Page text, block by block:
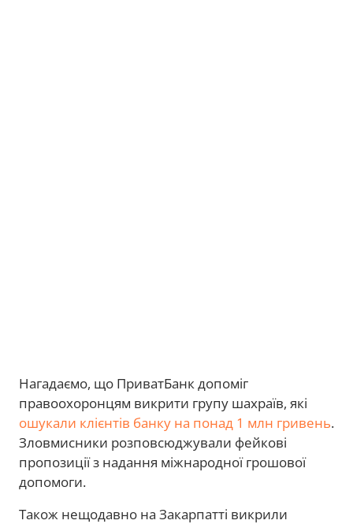
Нагадаємо, що ПриватБанк допоміг
правоохоронцям викрити групу шахраїв, які
ошукали клієнтів банку на понад 1 млн гривень.
Зловмисники розповсюджували фейкові
пропозиції з надання міжнародної грошової
допомоги.
Також нещодавно на Закарпатті викрили